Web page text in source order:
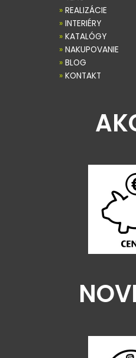
» REALIZÁCIE
» INTERIÉRY
» KATALÓGY
» NAKUPOVANIE
» BLOG
» KONTAKT